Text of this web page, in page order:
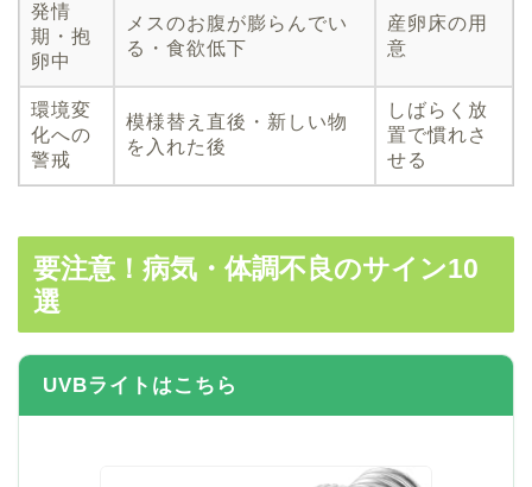
発情
期・抱
卵中
メスのお腹が膨らんでい
る・食欲低下
産卵床の用
意
環境変
化への
警戒
模様替え直後・新しい物
を入れた後
しばらく放
置で慣れさ
せる
要注意！病気・体調不良のサイン10
選
UVBライトはこちら